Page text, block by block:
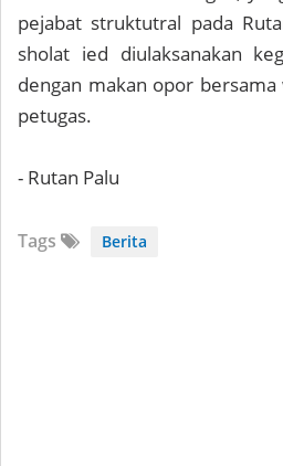
pejabat struktutral pada
sholat ied diulaksanakan
dengan makan opor bersama
petugas.
- Rutan Palu
Tags Berita